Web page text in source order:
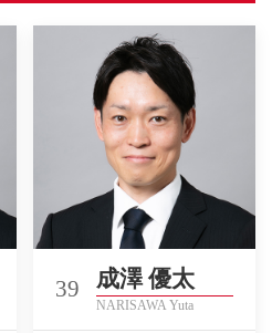
39 成澤 優太
NARISAWA Yuta